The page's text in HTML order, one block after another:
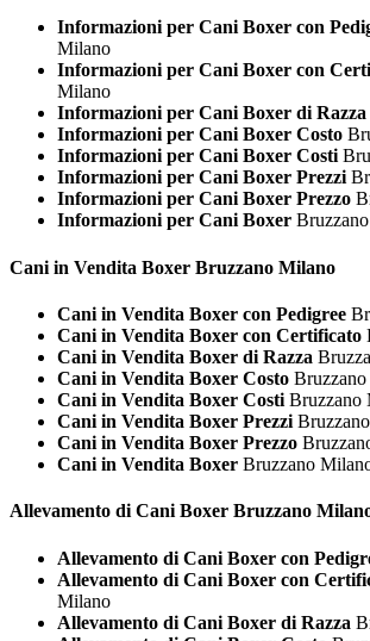
Informazioni per Cani Boxer con
Milano
Informazioni per Cani Boxer con
Milano
Informazioni per Cani Boxer di Razza
Informazioni per Cani Boxer Costo
Informazioni per Cani Boxer Costi
Informazioni per Cani Boxer Prezzi
Informazioni per Cani Boxer Prezzo
Informazioni per Cani Boxer
Cani in Vendita Boxer Bruzzano Milano
Cani in Vendita Boxer con Pedigree
Cani in Vendita Boxer con Certificato
Cani in Vendita Boxer di Razza
Cani in Vendita Boxer Costo
Cani in Vendita Boxer Costi Bruzzano
Cani in Vendita Boxer Prezzi
Cani in Vendita Boxer Prezzo
Cani in Vendita Boxer Bruzzano
Allevamento di Cani Boxer Bruzzano
Allevamento di Cani Boxer con
Allevamento di Cani Boxer con
Milano
Allevamento di Cani Boxer di Razza